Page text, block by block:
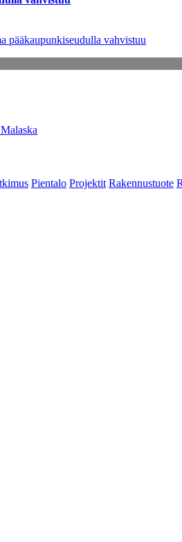
pääkaupunkiseudulla vahvistuu
Pientalo Projektit Rakennustuote